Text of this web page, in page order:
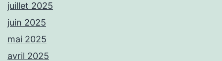
juillet 2025
juin 2025
mai 2025
avril 2025